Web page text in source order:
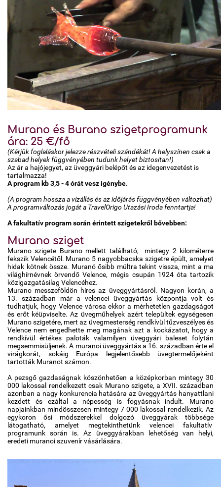
Murano és Burano szigetprogramunk
ára: 25 €/fő
(Kérjük foglaláskor jelezze részvételi szándékát! A helyszínen csak a
szabad helyek függvényében tudunk helyet biztositan!)
Az ár a hajójegyet, az üveggyári belépőt és az idegenvezetést is
tartalmazza!
A program kb 3,5 - 4 órát vesz igénybe.
(A program hossza a vízállás és az időjárás függvényében változhat)
A programváltozás jogát a TravelOrigo Utazási Iroda fenntartja!
A fakultatív program során érintett szigetekről bővebben:
Murano sziget
Murano szigete Burano mellett található, mintegy 2 kilométerre
fekszik Velencétől. Murano 5 nagyobbacska szigetre épült, amelyet
hidak kötnek össze. Muranó ősibb múltra tekint vissza, mint a ma
világhírnévnek örvendő Velence, mégis csupán 1924 óta tartozik
közigazgatásilag Velencéhez.
Murano messzeföldön híres az üveggyártásról. Nagyon korán, a
13. században már a velencei üveggyártás központja volt és
tudhatjuk, hogy Velence városa ekkor a mérhetetlen gazdagságot
és erőt kéüpviselte. Az üvegműhelyek azért települtek egységesen
Murano szigetére, mert az üvegmesterség rendkívül tűzveszélyes és
Velence nem engedhette meg magának azt a kockázatot, hogy a
rendkívül értékes paloták valamilyen üveggyári baleset folytán
megsemmisüljenek. A muranoi üveggyártás a 16. században érte el
virágkorát, sokáig Európa legjelentősebb üvegtermelőjeként
tartották Muranot számon.
A pezsgő gazdaságnak köszönhetően a középkorban mintegy 30
000 lakossal rendelkezett csak Murano szigete, a XVII. században
azonban a nagy konkurencia hatására az üveggyártás hanyattlani
kezdett és ezáltal a népesség is fogyásnak indult. Murano
napjainkban mindösszesen mintegy 7 000 lakossal rendelkezik. Az
egykoron ősi módszerekkel dolgozó üveggyárak többsége
látogatható, amelyet megtekinthetünk velencei fakultatív
programunk során is. Az üveggyárakban lehetőség van helyi,
eredeti muranoi szuvenír vásárlására.